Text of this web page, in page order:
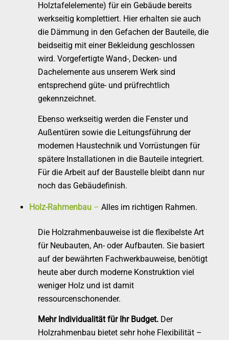
Holztafelelemente) für ein Gebäude bereits
werkseitig komplettiert. Hier erhalten sie auch
die Dämmung in den Gefachen der Bauteile, die
beidseitig mit einer Bekleidung geschlossen
wird. Vorgefertigte Wand-, Decken- und
Dachelemente aus unserem Werk sind
entsprechend güte- und prüfrechtlich
gekennzeichnet.
Ebenso werkseitig werden die Fenster und
Außentüren sowie die Leitungsführung der
modernen Haustechnik und Vorrüstungen für
spätere Installationen in die Bauteile integriert.
Für die Arbeit auf der Baustelle bleibt dann nur
noch das Gebäudefinish.
Holz-Rahmenbau – Alles im richtigen Rahmen.
Die Holzrahmenbauweise ist die flexibelste Art
für Neubauten, An- oder Aufbauten. Sie basiert
auf der bewährten Fachwerkbauweise, benötigt
heute aber durch moderne Konstruktion viel
weniger Holz und ist damit
ressourcenschonender.
Mehr Individualität für Ihr Budget. Der
Holzrahmenbau bietet sehr hohe Flexibilität –